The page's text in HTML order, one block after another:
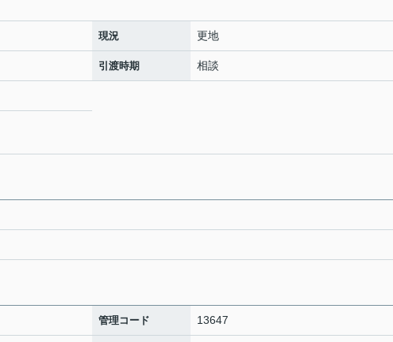
現況 更地
引渡時期 相談
管理コード 13647